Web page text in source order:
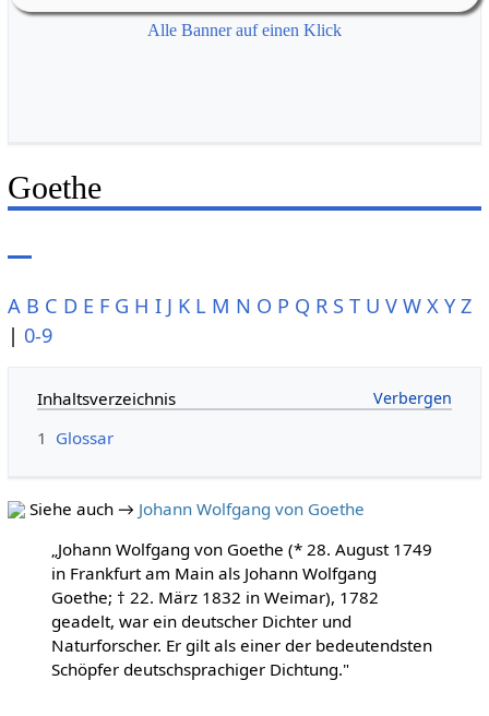
Alle Banner auf einen Klick
Goethe
A B C D E F G H I J K L M N O P Q R S T U V W X Y Z
| 0-9
Inhaltsverzeichnis
1 Glossar
Siehe auch → Johann Wolfgang von Goethe
„Johann Wolfgang von Goethe (* 28. August 1749
in Frankfurt am Main als Johann Wolfgang
Goethe; † 22. März 1832 in Weimar), 1782
geadelt, war ein deutscher Dichter und
Naturforscher. Er gilt als einer der bedeutendsten
Schöpfer deutschsprachiger Dichtung."